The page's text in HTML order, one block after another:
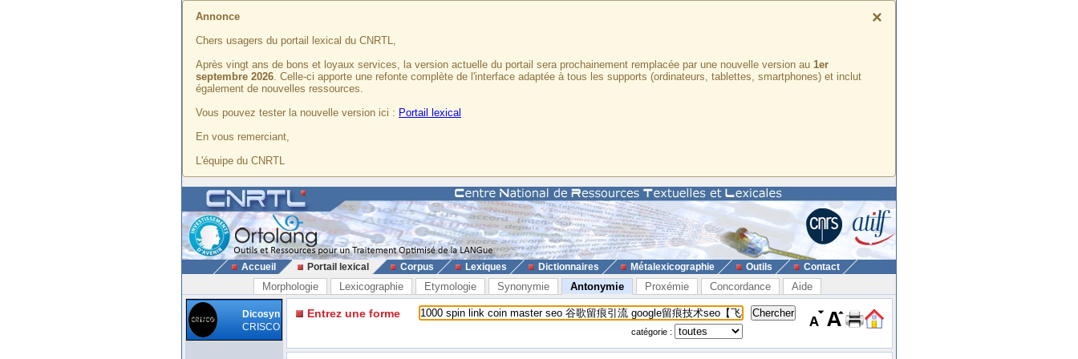
×
Annonce
Chers usagers du portail lexical du CNRTL,
Après vingt ans de bons et loyaux services, la version actuelle du portail sera prochainement remplacée par une nouvelle version au 1er
septembre 2026. Celle-ci apporte une refonte complète de l'interface adaptée à tous les supports (ordinateurs, tablettes, smartphones) et inclut
également de nouvelles ressources.
Vous pouvez tester la nouvelle version ici : Portail lexical
En vous remerciant,
L'équipe du CNRTL
Accueil Portail lexical Corpus Lexiques Dictionnaires Métalexicographie Outils Contact
Morphologie Lexicographie Etymologie Synonymie Antonymie Proxémie Concordance Aide
Dicosyn
CRISCO
Entrez une forme
catégorie :